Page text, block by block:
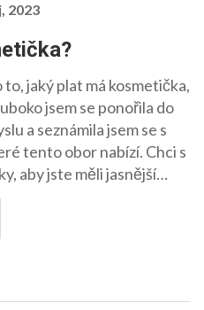
2023
to, jaký plat má kosmetička,
jsem se ponořila do
a seznámila jsem se s
tento obor nabízí. Chci s
aby jste měli jasnější
Přečtěte si více o